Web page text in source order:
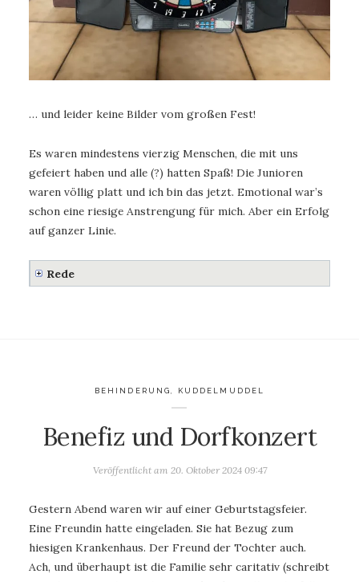
… und leider keine Bilder vom großen Fest!
Es waren mindestens vierzig Menschen, die mit uns
gefeiert haben und alle (?) hatten Spaß! Die Junioren
waren völlig platt und ich bin das jetzt. Emotional war’s
schon eine riesige Anstrengung für mich. Aber ein Erfolg
auf ganzer Linie.
Rede
BEHINDERUNG KUDDELMUDDEL
Benefiz und Dorfkonzert
Veröffentlicht am 20. Oktober 2024 09:47
Gestern Abend waren wir auf einer Geburtstagsfeier.
Eine Freundin hatte eingeladen. Sie hat Bezug zum
hiesigen Krankenhaus. Der Freund der Tochter auch.
Ach, und überhaupt ist die Familie sehr caritativ (schreibt